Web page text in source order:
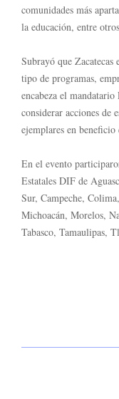
comunidades más
la educación, entre
Subrayó que Zacatecas
tipo de programas,
encabeza el
considerar acciones de
ejemplares en beneficio
En el evento
Estatales DIF de
Sur, Campeche,
Michoacán, Morelos,
Tabasco, Tamaulipas,